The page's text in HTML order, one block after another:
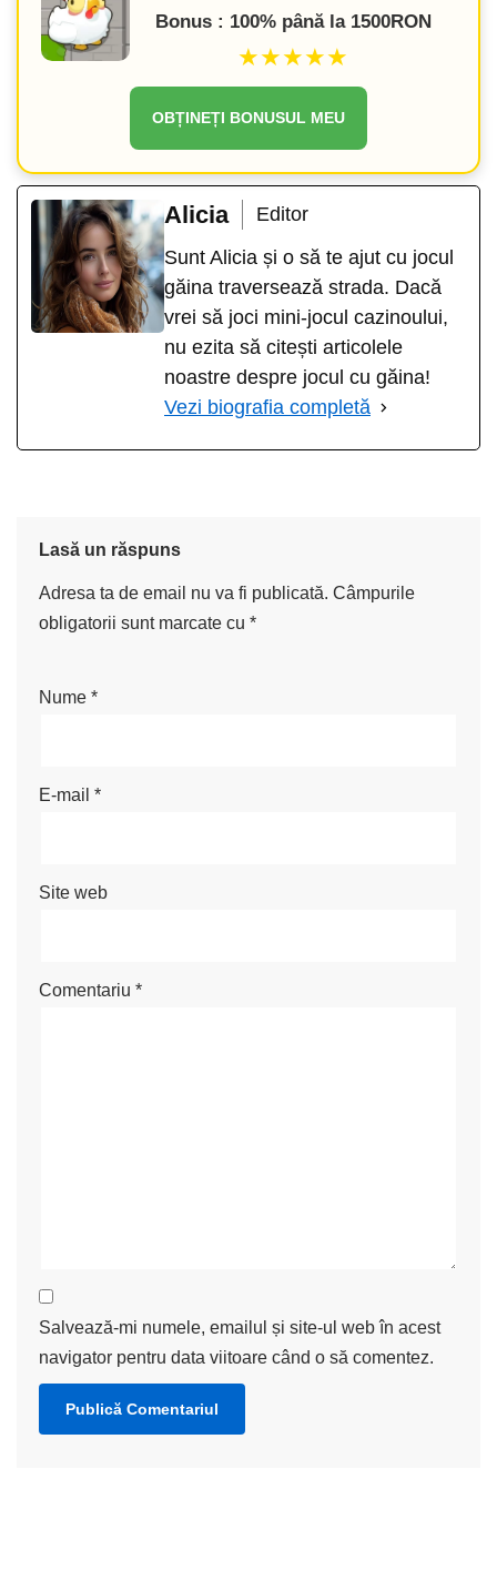
Bonus : 100% până la 1500RON
★★★★★
OBȚINEȚI BONUSUL MEU
Alicia
Editor
Sunt Alicia și o să te ajut cu jocul
găina traversează strada. Dacă
vrei să joci mini-jocul cazinoului,
nu ezita să citești articolele
noastre despre jocul cu găina!
Vezi biografia completă
Lasă un răspuns
Adresa ta de email nu va fi publicată. Câmpurile
obligatorii sunt marcate cu *
Nume *
E-mail *
Site web
Comentariu *
Salvează-mi numele, emailul și site-ul web în acest
navigator pentru data viitoare când o să comentez.